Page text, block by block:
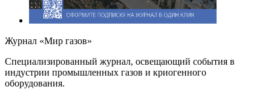
Журнал «Мир газов»
Cпециализированный журнал, освещающий события в
индустрии промышленных газов и криогенного
оборудования.